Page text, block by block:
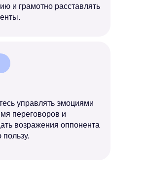
управлять эмоциями
переговоров и
возражения оппонента
и грамотно расставлять